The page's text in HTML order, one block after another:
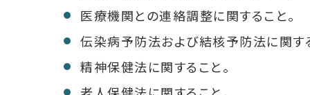
医療機関との連絡調整に関すること。
伝染病予防法および結核予防法に関す
精神保健法に関すること。